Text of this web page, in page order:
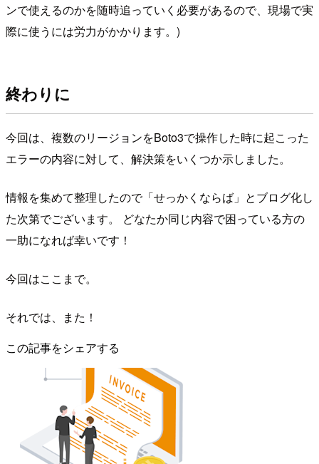
ンで使えるのかを随時追っていく必要があるので、現場で実
際に使うには労力がかかります。)
終わりに
今回は、複数のリージョンをBoto3で操作した時に起こった
エラーの内容に対して、解決策をいくつか示しました。
情報を集めて整理したので「せっかくならば」とブログ化し
た次第でございます。 どなたか同じ内容で困っている方の
一助になれば幸いです！
今回はここまで。
それでは、また！
この記事をシェアする